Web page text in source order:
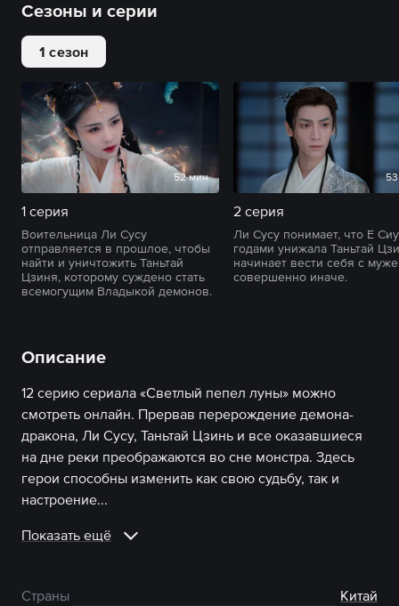
Сезоны и серии
1 сезон
52 мин
1 серия
Воительница Ли Сусу
отправляется в прошлое, чтобы
найти и уничтожить Таньтай
Цзиня, которому суждено стать
всемогущим Владыкой демонов.
2 серия
Ли Сусу понимает, что Е Сиу
годами унижала Таньтай
начинает вести себя с
совершенно иначе.
Описание
12 серию сериала «Светлый пепел луны» можно
смотреть онлайн. Прервав перерождение демона-
дракона, Ли Сусу, Таньтай Цзинь и все оказавшиеся
на дне реки преображаются во сне монстра. Здесь
герои способны изменить как свою судьбу, так и
настроение...
Показать ещё
Страны
Китай